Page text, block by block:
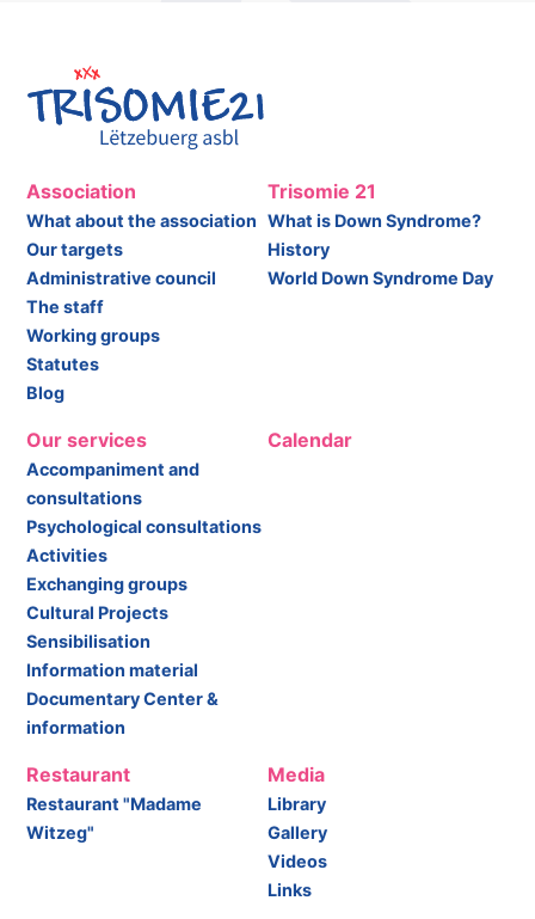
Association
What about the association
Our targets
Administrative council
The staff
Working groups
Statutes
Blog
Trisomie 21
What is Down Syndrome?
History
World Down Syndrome Day
Our services
Accompaniment and
consultations
Psychological consultations
Activities
Exchanging groups
Cultural Projects
Sensibilisation
Information material
Documentary Center &
information
Calendar
Restaurant
Restaurant "Madame
Witzeg"
Media
Library
Gallery
Videos
Links